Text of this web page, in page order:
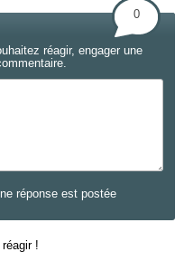
0
réagir, engager une
réponse est postée
!